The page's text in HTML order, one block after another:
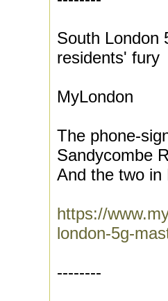
South London
residents' fury
MyLondon
The phone-
Sandycombe
And the two in
https://
london-5g-
--------